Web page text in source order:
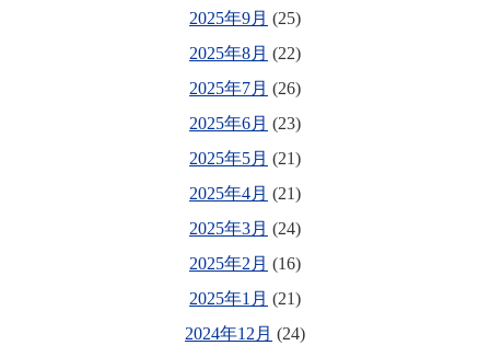
2025年9月 (25)
2025年8月 (22)
2025年7月 (26)
2025年6月 (23)
2025年5月 (21)
2025年4月 (21)
2025年3月 (24)
2025年2月 (16)
2025年1月 (21)
2024年12月 (24)